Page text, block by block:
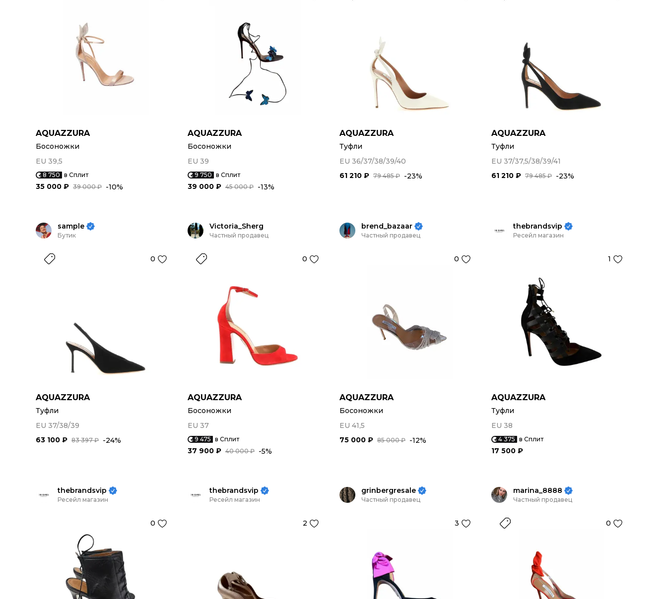
AQUAZZURA
Босоножки
EU 39,5
8 750 в Сплит
39 000 ₽
35 000 ₽ -10%
AQUAZZURA
Босоножки
EU 39
9 750 в Сплит
45 000 ₽
39 000 ₽ -13%
AQUAZZURA
Туфли
EU 36/37/38/39/40
79 485 ₽
61 210 ₽ -23%
AQUAZZURA
Туфли
EU 37/37,5/38/39/41
79 485 ₽
61 210 ₽ -23%
sample
Бутик
0
AQUAZZURA
Туфли
EU 37/38/39
83 397 ₽
63 100 ₽ -24%
Victoria_Sherg
Частный продавец
0
AQUAZZURA
Босоножки
EU 37
9 475 в Сплит
40 000 ₽
37 900 ₽ -5%
brend_bazaar
Частный продавец
0
AQUAZZURA
Босоножки
EU 41,5
85 000 ₽
75 000 ₽ -12%
thebrandsvip
Ресейл магазин
1
AQUAZZURA
Туфли
EU 38
4 375 в Сплит
17 500 ₽
thebrandsvip
Ресейл магазин
0
thebrandsvip
Ресейл магазин
2
grinbergresale
Частный продавец
3
marina_8888
Частный продавец
0